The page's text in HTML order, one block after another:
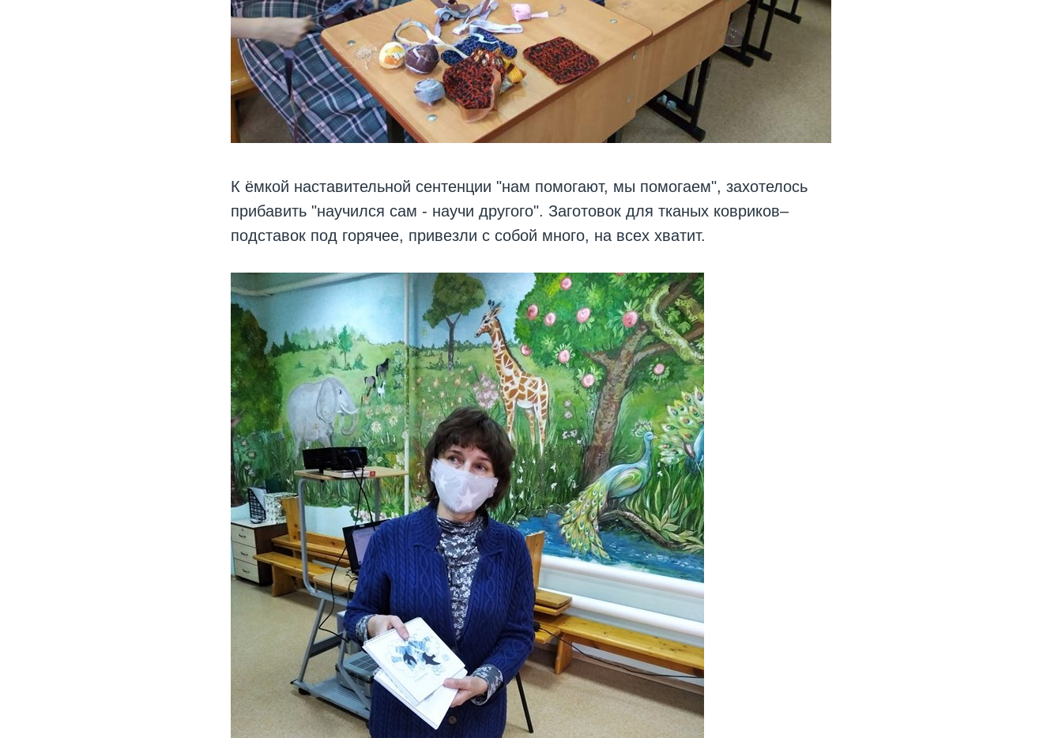
К ёмкой наставительной сентенции "нам помогают, мы помогаем", захотелось
прибавить "научился сам - научи другого". Заготовок для тканых ковриков–
подставок под горячее, привезли с собой много, на всех хватит.